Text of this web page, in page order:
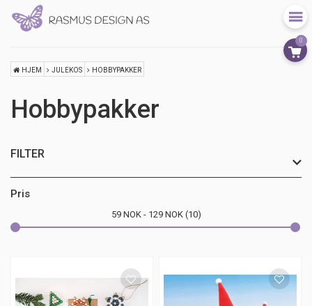
0
HJEM JULEKOS HOBBYPAKKER
Hobbypakker
FILTER
Sesong
Pris
59 NOK 129 NOK 10